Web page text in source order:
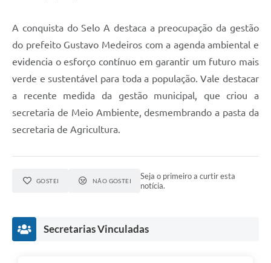
A conquista do Selo A destaca a preocupação da gestão
do prefeito Gustavo Medeiros com a agenda ambiental e
evidencia o esforço contínuo em garantir um futuro mais
verde e sustentável para toda a população. Vale destacar
a recente medida da gestão municipal, que criou a
secretaria de Meio Ambiente, desmembrando a pasta da
secretaria de Agricultura.
GOSTEI NÃO GOSTEI
Seja o primeiro a curtir esta
notícia.
Secretarias Vinculadas